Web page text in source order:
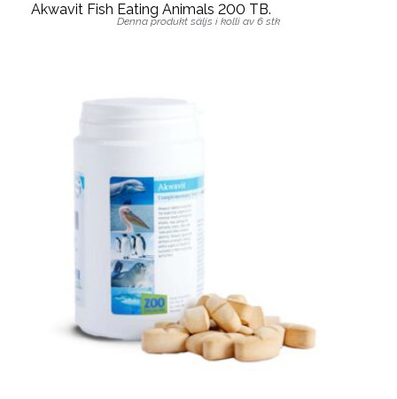
Akwavit Fish Eating Animals 200 TB.
Denna produkt säljs i kolli av 6 stk